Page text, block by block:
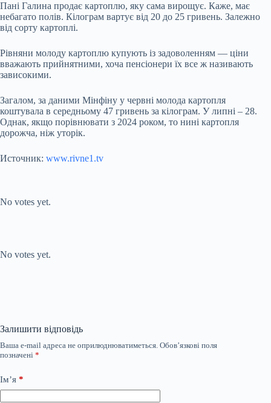
Пані Галина продає картоплю, яку сама вирощує. Каже, має
небагато полів. Кілограм вартує від 20 до 25 гривень. Залежно
від сорту картоплі.
Рівняни молоду картоплю купують із задоволенням — ціни
вважають прийнятними, хоча пенсіонери їх все ж називають
зависокими.
Загалом, за даними Мінфіну у червні молода картопля
коштувала в середньому 47 гривень за кілограм. У липні – 28.
Однак, якщо порівнювати з 2024 роком, то нині картопля
дорожча, ніж уторік.
Источник: www.rivne1.tv
No votes yet.
No votes yet.
Залишити відповідь
Ваша e-mail адреса не оприлюднюватиметься. Обов’язкові поля
позначені *
Ім’я *